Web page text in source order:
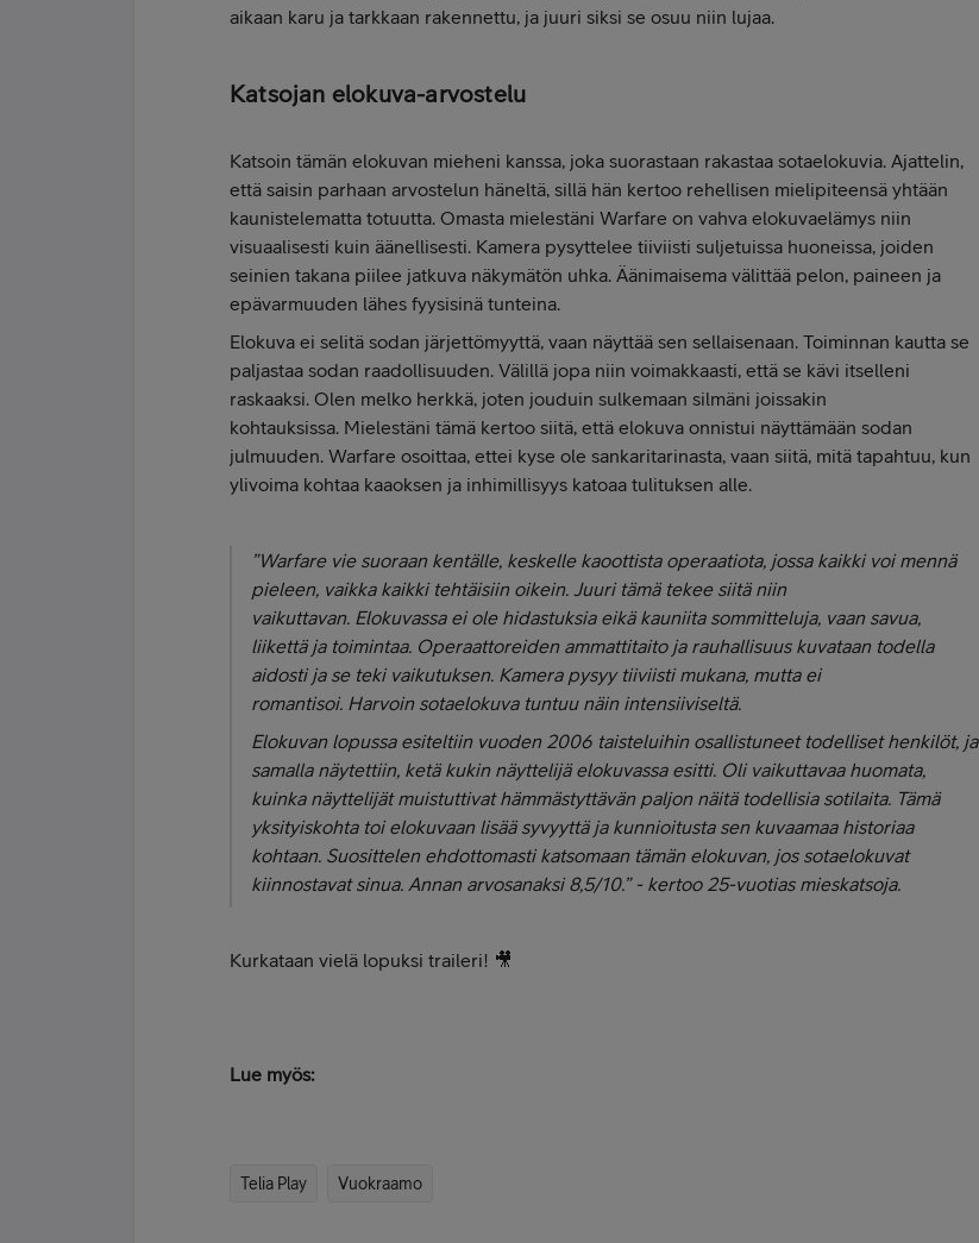
aikaan karu ja tarkkaan rakennettu, ja juuri siksi se osuu niin lujaa.
Katsojan elokuva-arvostelu
Katsoin tämän elokuvan mieheni kanssa, joka suorastaan rakastaa sotaelokuvia. Ajattelin,
että saisin parhaan arvostelun häneltä, sillä hän kertoo rehellisen mielipiteensä yhtään
kaunistelematta totuutta. Omasta mielestäni Warfare on vahva elokuvaelämys niin
visuaalisesti kuin äänellisesti. Kamera pysyttelee tiiviisti suljetuissa huoneissa, joiden
seinien takana piilee jatkuva näkymätön uhka. Äänimaisema välittää pelon, paineen ja
epävarmuuden lähes fyysisinä tunteina.
Elokuva ei selitä sodan järjettömyyttä, vaan näyttää sen sellaisenaan. Toiminnan kautta se
paljastaa sodan raadollisuuden. Välillä jopa niin voimakkaasti, että se kävi itselleni
raskaaksi. Olen melko herkkä, joten jouduin sulkemaan silmäni joissakin
kohtauksissa. Mielestäni tämä kertoo siitä, että elokuva onnistui näyttämään sodan
julmuuden. Warfare osoittaa, ettei kyse ole sankaritarinasta, vaan siitä, mitä tapahtuu, kun
ylivoima kohtaa kaaoksen ja inhimillisyys katoaa tulituksen alle.
”Warfare vie suoraan kentälle, keskelle kaoottista operaatiota, jossa kaikki voi mennä
pieleen, vaikka kaikki tehtäisiin oikein. Juuri tämä tekee siitä niin
vaikuttavan. Elokuvassa ei ole hidastuksia eikä kauniita sommitteluja, vaan savua,
liikettä ja toimintaa. Operaattoreiden ammattitaito ja rauhallisuus kuvataan todella
aidosti ja se teki vaikutuksen. Kamera pysyy tiiviisti mukana, mutta ei
romantisoi. Harvoin sotaelokuva tuntuu näin intensiiviseltä.
Elokuvan lopussa esiteltiin vuoden 2006 taisteluihin osallistuneet todelliset henkilöt, ja
samalla näytettiin, ketä kukin näyttelijä elokuvassa esitti. Oli vaikuttavaa huomata,
kuinka näyttelijät muistuttivat hämmästyttävän paljon näitä todellisia sotilaita. Tämä
yksityiskohta toi elokuvaan lisää syvyyttä ja kunnioitusta sen kuvaamaa historiaa
kohtaan. Suosittelen ehdottomasti katsomaan tämän elokuvan, jos sotaelokuvat
kiinnostavat sinua. Annan arvosanaksi 8,5/10.” - kertoo 25-vuotias mieskatsoja.
Kurkataan vielä lopuksi traileri! 🎥
Lue myös:
Telia Play Vuokraamo